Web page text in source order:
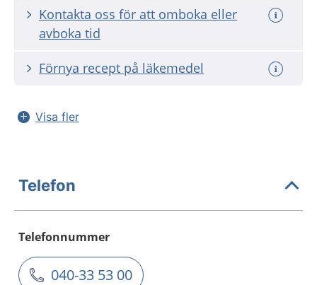
Kontakta oss för att omboka eller
avboka tid
Förnya recept på läkemedel
Visa fler
Telefon
Telefonnummer
040-33 53 00